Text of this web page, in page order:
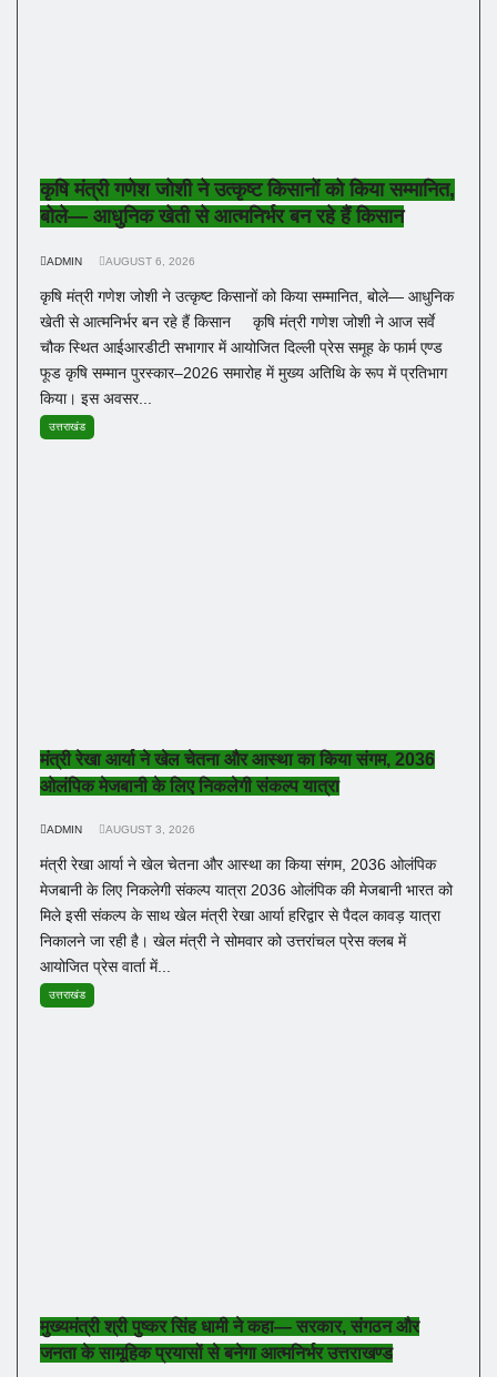
कृषि मंत्री गणेश जोशी ने उत्कृष्ट किसानों को किया सम्मानित,
बोले— आधुनिक खेती से आत्मनिर्भर बन रहे हैं किसान
ADMIN AUGUST 6, 2026
कृषि मंत्री गणेश जोशी ने उत्कृष्ट किसानों को किया सम्मानित, बोले— आधुनिक
खेती से आत्मनिर्भर बन रहे हैं किसान कृषि मंत्री गणेश जोशी ने आज सर्वे
चौक स्थित आईआरडीटी सभागार में आयोजित दिल्ली प्रेस समूह के फार्म एण्ड
फूड कृषि सम्मान पुरस्कार–2026 समारोह में मुख्य अतिथि के रूप में प्रतिभाग
किया। इस अवसर...
उत्तराखंड
मंत्री रेखा आर्या ने खेल चेतना और आस्था का किया संगम, 2036
ओलंपिक मेजबानी के लिए निकलेगी संकल्प यात्रा
ADMIN AUGUST 3, 2026
मंत्री रेखा आर्या ने खेल चेतना और आस्था का किया संगम, 2036 ओलंपिक
मेजबानी के लिए निकलेगी संकल्प यात्रा 2036 ओलंपिक की मेजबानी भारत को
मिले इसी संकल्प के साथ खेल मंत्री रेखा आर्या हरिद्वार से पैदल कावड़ यात्रा
निकालने जा रही है। खेल मंत्री ने सोमवार को उत्तरांचल प्रेस क्लब में
आयोजित प्रेस वार्ता में...
उत्तराखंड
मुख्यमंत्री श्री पुष्कर सिंह धामी ने कहा— सरकार, संगठन और
जनता के सामूहिक प्रयासों से बनेगा आत्मनिर्भर उत्तराखण्ड